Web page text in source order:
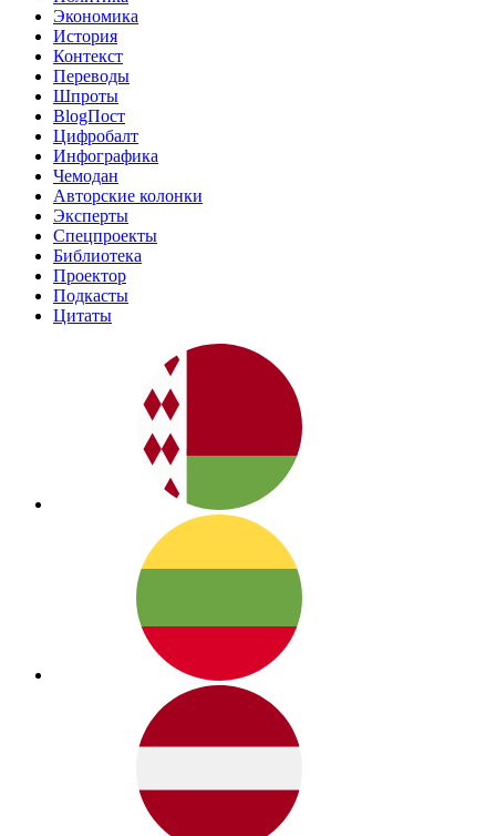
Экономика
История
Контекст
Переводы
Шпроты
BlogПост
Цифробалт
Инфографика
Чемодан
Авторские колонки
Эксперты
Спецпроекты
Библиотека
Проектор
Подкасты
Цитаты